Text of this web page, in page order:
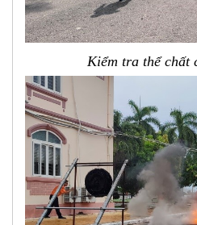
Kiểm tra thể chất